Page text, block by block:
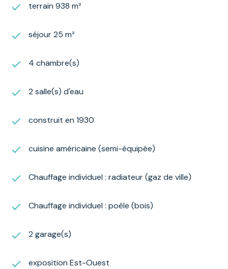
terrain 938 m²
séjour 25 m²
4 chambre(s)
2 salle(s) d'eau
construit en 1930
cuisine américaine (semi-équipée)
Chauffage individuel : radiateur (gaz de ville)
Chauffage individuel : poêle (bois)
2 garage(s)
exposition Est-Ouest